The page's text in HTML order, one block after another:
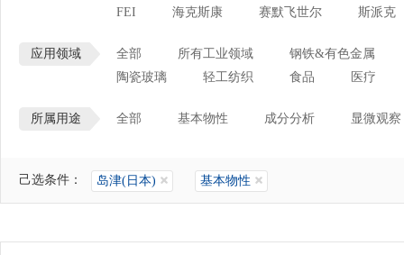
FEI
海克斯康 赛默飞世尔 斯派克
应用领域 全部 所有工业领域
钢铁&有色金属
陶瓷玻璃
轻工纺织 食品 医疗
所属用途 全部 基本物性 成分分析 显微观察
己选条件： 岛津(日本) 基本物性